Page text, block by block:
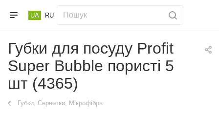
UA RU
Губки для посуду Profit
Super Bubble пористі 5
шт (4365)
Губки, Серветки, Мікрофібра